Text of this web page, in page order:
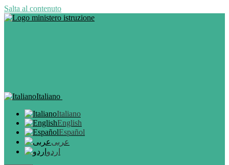
Salta al contenuto
Italiano
Italiano
English
Español
عربى
اردو